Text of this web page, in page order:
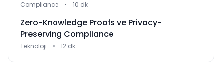
Compliance • 10 dk
Zero-Knowledge Proofs ve Privacy-
Preserving Compliance
Teknoloji • 12 dk